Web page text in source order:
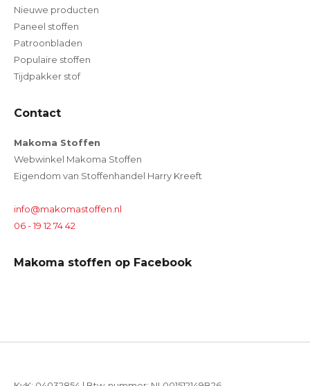
Nieuwe producten
Paneel stoffen
Patroonbladen
Populaire stoffen
Tijdpakker stof
Contact
Makoma Stoffen
Webwinkel Makoma Stoffen
Eigendom van Stoffenhandel Harry Kreeft
info@makomastoffen.nl
06 - 19 12 74 42
Makoma stoffen op Facebook